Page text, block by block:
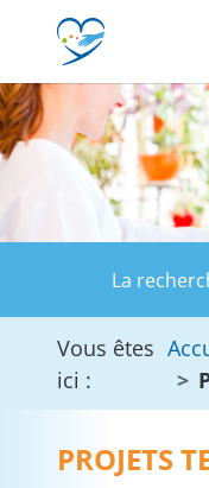
Skip to main
Skip to main content
Skip to page footer
La
Vous êtes
ici :
PROJETS